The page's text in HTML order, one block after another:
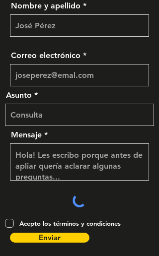
Nombre y apellido
Correo electrónico
Asunto
Mensaje
Acepto los términos y condiciones
Enviar